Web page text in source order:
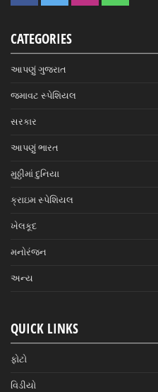
CATEGORIES
આપણું ગુજરાત
જમાવટ સ્પેશિયલ
સરકાર
આપણું ભારત
મુઠ્ઠીમાં દુનિયા
ક્રાઇમ સ્પેશિયલ
ખેલકૂદ
મનોરંજન
અન્ય
QUICK LINKS
ફોટો
વિડીયો